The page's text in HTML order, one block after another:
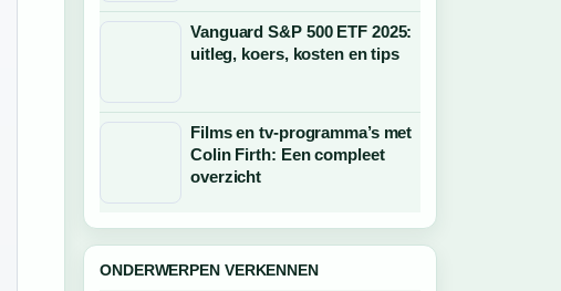
Vanguard S&P 500 ETF 2025:
uitleg, koers, kosten en tips
Films en tv-programma’s met
Colin Firth: Een compleet
overzicht
ONDERWERPEN VERKENNEN